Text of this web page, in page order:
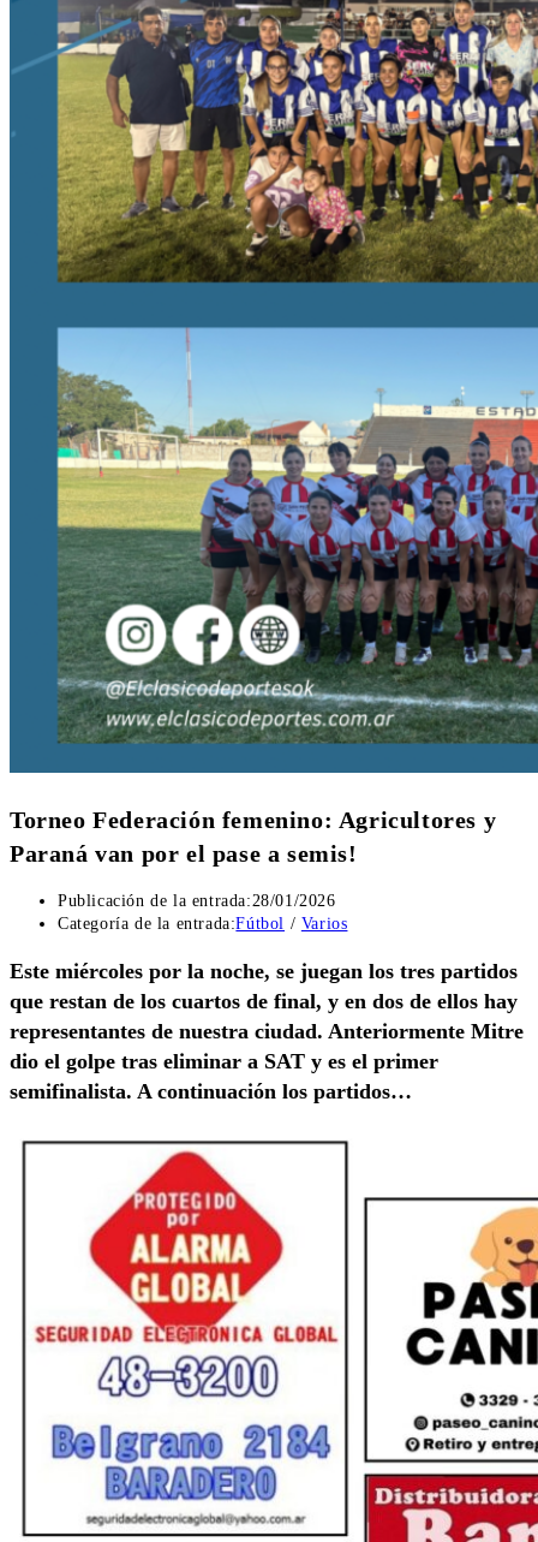
Torneo Federación femenino: Agricultores y
Paraná van por el pase a semis!
Publicación de la entrada:28/01/2026
Categoría de la entrada:Fútbol / Varios
Este miércoles por la noche, se juegan los tres partidos
que restan de los cuartos de final, y en dos de ellos hay
representantes de nuestra ciudad. Anteriormente Mitre
dio el golpe tras eliminar a SAT y es el primer
semifinalista. A continuación los partidos…